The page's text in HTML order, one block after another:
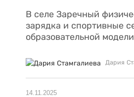
В селе Заречный
зарядка и спортивные
образовательной
Дария
14.11.2025